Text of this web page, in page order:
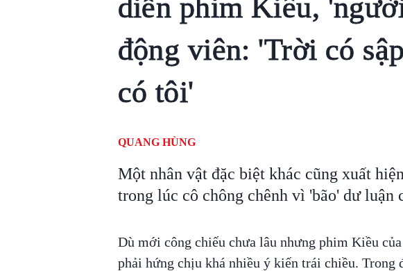
diễn phim Kiều,
động viên: 'Trời có
có tôi'
QUANG HÙNG
Một nhân vật đặc biệt khác cũng xuất
trong lúc cô chông chênh vì 'bão' dư luận
Dù mới công chiếu chưa lâu nhưng phim Kiều
phải hứng chịu khá nhiều ý kiến trái chiều. Trong